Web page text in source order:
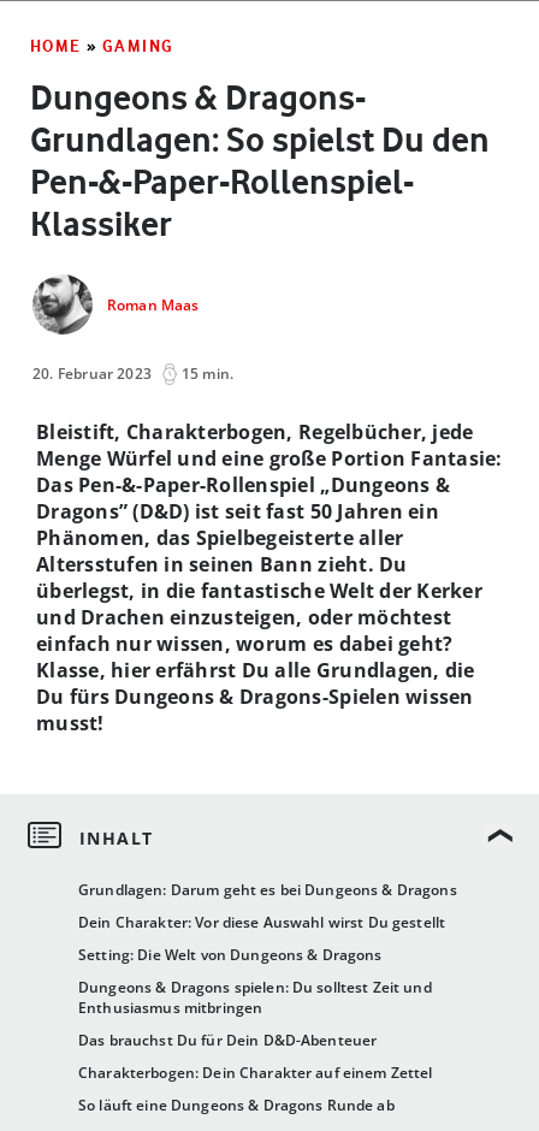
HOME » GAMING
Dungeons & Dragons-
Grundlagen: So spielst Du den
Pen-&-Paper-Rollenspiel-
Klassiker
Roman Maas
20. Februar 2023 15 min.
Grundlagen: Darum geht es bei Dungeons & Dragons
Dein Charakter: Vor diese Auswahl wirst Du gestellt
Setting: Die Welt von Dungeons & Dragons
Dungeons & Dragons spielen: Du solltest Zeit und
Enthusiasmus mitbringen
Das brauchst Du für Dein D&D-Abenteuer
Charakterbogen: Dein Charakter auf einem Zettel
So läuft eine Dungeons & Dragons Runde ab
Bleistift, Charakterbogen, Regelbücher, jede
Menge Würfel und eine große Portion Fantasie:
Das Pen-&-Paper-Rollenspiel „Dungeons &
Dragons” (D&D) ist seit fast 50 Jahren ein
Phänomen, das Spielbegeisterte aller
Altersstufen in seinen Bann zieht. Du
überlegst, in die fantastische Welt der Kerker
und Drachen einzusteigen, oder möchtest
einfach nur wissen, worum es dabei geht?
Klasse, hier erfährst Du alle Grundlagen, die
Du fürs Dungeons & Dragons-Spielen wissen
musst!